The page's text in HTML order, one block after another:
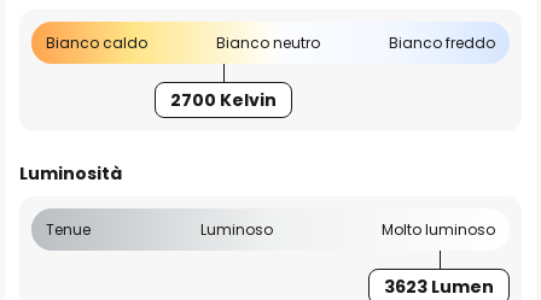
Bianco caldo Bianco neutro Bianco freddo
2700 Kelvin
Luminosità
Tenue Luminoso Molto luminoso
3623 Lumen